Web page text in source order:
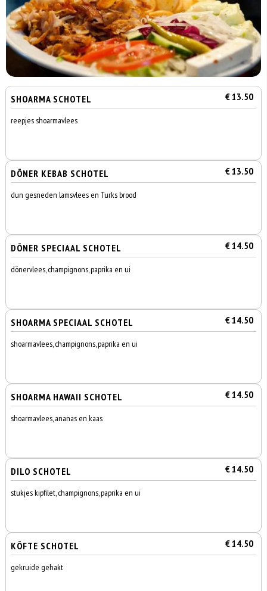
SHOARMA SCHOTEL € 13.50
reepjes shoarmavlees
DÖNER KEBAB SCHOTEL € 13.50
dun gesneden lamsvlees en Turks brood
DÖNER SPECIAAL SCHOTEL € 14.50
dönervlees, champignons, paprika en ui
SHOARMA SPECIAAL SCHOTEL € 14.50
shoarmavlees, champignons, paprika en ui
SHOARMA HAWAII SCHOTEL € 14.50
shoarmavlees, ananas en kaas
DILO SCHOTEL € 14.50
stukjes kipfilet, champignons, paprika en ui
KÖFTE SCHOTEL € 14.50
gekruide gehakt